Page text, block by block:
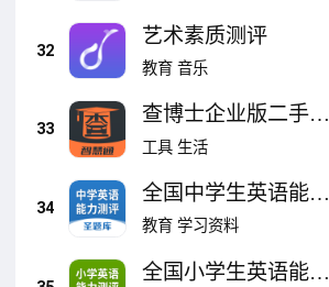
32
艺术素质测评
教育 音乐
33
查博士企业版二手车
智慧通检测评估软件
工具 生活
34
全国中学生英语能力
测评圣题库
教育 学习资料
全国小学生英语能力